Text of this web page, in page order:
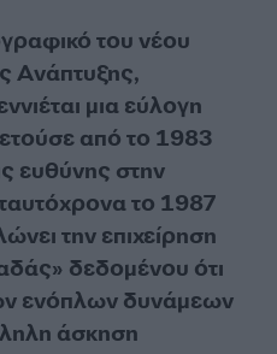
του νέου
Ανάπτυξης,
μια εύλογη
από το 1983
ευθύνης στην
το 1987
την επιχείρηση
δεδομένου ότι
ενόπλων δυνάμεων
άσκηση